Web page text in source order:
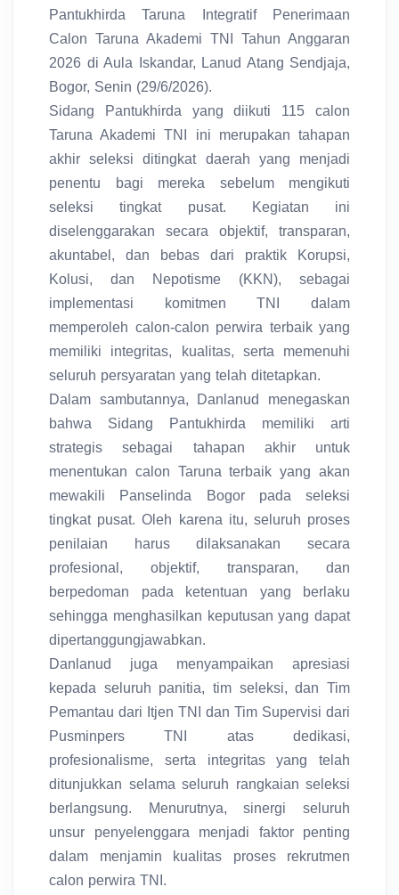
Pantukhirda Taruna Integratif Penerimaan
Calon Taruna Akademi TNI Tahun Anggaran
2026 di Aula Iskandar, Lanud Atang Sendjaja,
Bogor, Senin (29/6/2026).
Sidang Pantukhirda yang diikuti 115 calon
Taruna Akademi TNI ini merupakan tahapan
akhir seleksi ditingkat daerah yang menjadi
penentu bagi mereka sebelum mengikuti
seleksi tingkat pusat. Kegiatan ini
diselenggarakan secara objektif, transparan,
akuntabel, dan bebas dari praktik Korupsi,
Kolusi, dan Nepotisme (KKN), sebagai
implementasi komitmen TNI dalam
memperoleh calon-calon perwira terbaik yang
memiliki integritas, kualitas, serta memenuhi
seluruh persyaratan yang telah ditetapkan.
Dalam sambutannya, Danlanud menegaskan
bahwa Sidang Pantukhirda memiliki arti
strategis sebagai tahapan akhir untuk
menentukan calon Taruna terbaik yang akan
mewakili Panselinda Bogor pada seleksi
tingkat pusat. Oleh karena itu, seluruh proses
penilaian harus dilaksanakan secara
profesional, objektif, transparan, dan
berpedoman pada ketentuan yang berlaku
sehingga menghasilkan keputusan yang dapat
dipertanggungjawabkan.
Danlanud juga menyampaikan apresiasi
kepada seluruh panitia, tim seleksi, dan Tim
Pemantau dari Itjen TNI dan Tim Supervisi dari
Pusminpers TNI atas dedikasi,
profesionalisme, serta integritas yang telah
ditunjukkan selama seluruh rangkaian seleksi
berlangsung. Menurutnya, sinergi seluruh
unsur penyelenggara menjadi faktor penting
dalam menjamin kualitas proses rekrutmen
calon perwira TNI.